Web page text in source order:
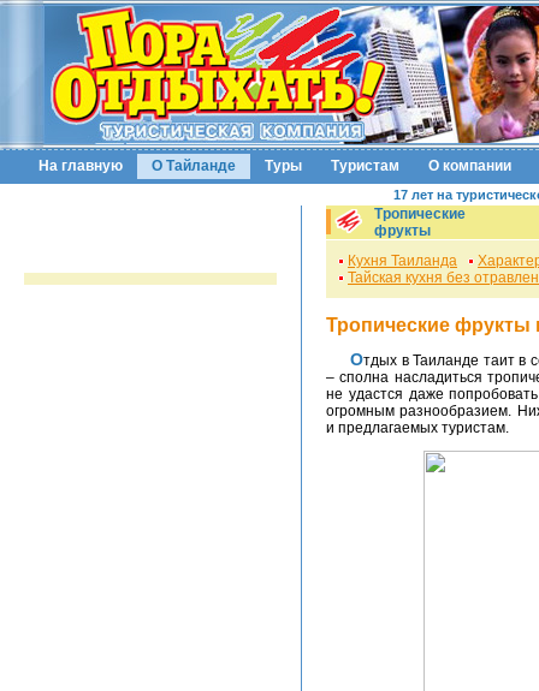
На главную О Тайланде Туры Туристам О компании
17 лет на
Тропические
фрукты
Кухня Таиланда
Тайская кухня без
Тропические фрукты
Отдых в Таиланде таит в себе массу чудесных возможностей, и одна из них
– сполна насладиться
не удастся даже
огромным разнообразием.
и предлагаемых туристам.